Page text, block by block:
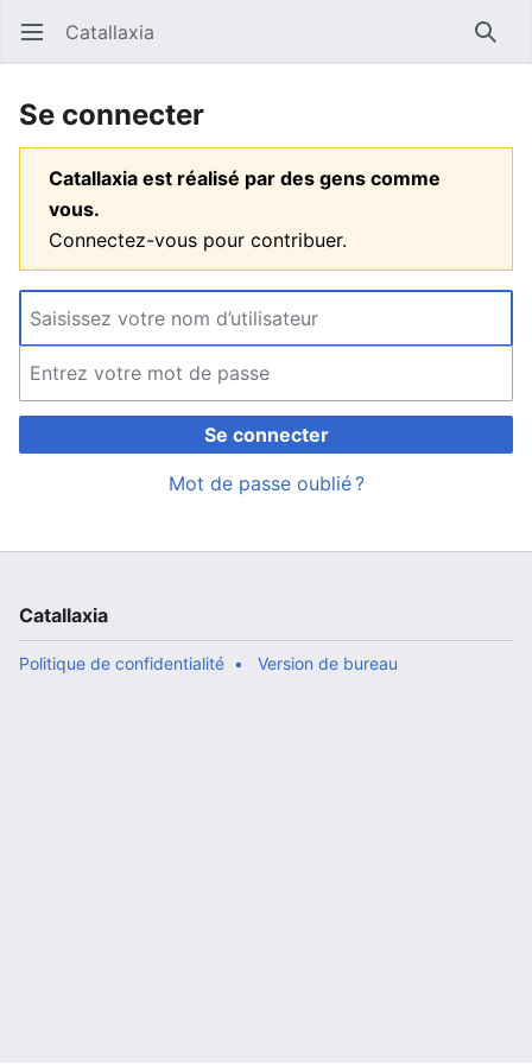
Ouvrir le menu principal Catallaxia
Se connecter
Catallaxia est réalisé par des gens comme
vous.
Connectez-vous pour contribuer.
Se connecter
Mot de passe oublié ?
Catallaxia
Politique de confidentialité Version de bureau